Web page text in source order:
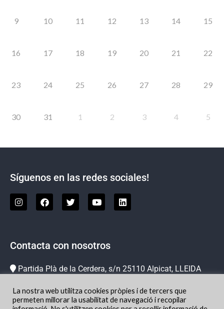
9 10 11 12 13 14 15
16 17 18 19 20 21 22
23 24 25 26 27 28 29
30 31 1 2 3 4 5
Síguenos en las redes sociales!
Contacta con nosotros
Partida Plà de la Cerdera, s/n 25110 Alpicat, LLEIDA
info@hipicachampion.com
La nostra web utilitza cookies pròpies i de tercers que
permeten millorar la usabilitat de navegació i recopilar